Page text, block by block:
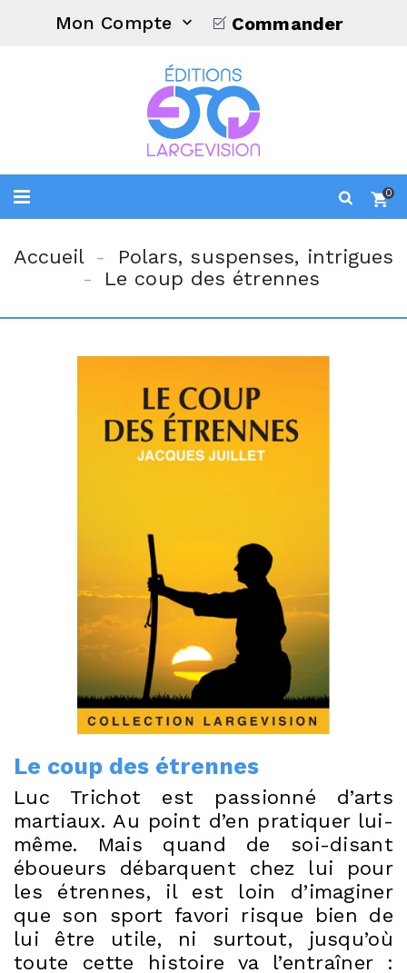
Mon Compte  Commander
0
Accueil
Polars, suspenses, intrigues
Le coup des étrennes
Le coup des étrennes
Luc Trichot est passionné d’arts
martiaux. Au point d’en pratiquer lui-
même. Mais quand de soi-disant
éboueurs débarquent chez lui pour
les étrennes, il est loin d’imaginer
que son sport favori risque bien de
lui être utile, ni surtout, jusqu’où
toute cette histoire va l’entraîner :